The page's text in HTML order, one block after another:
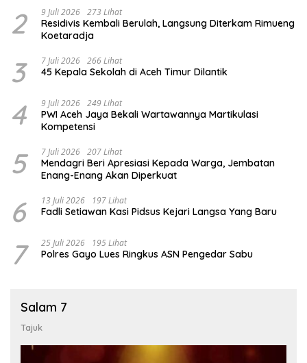
2 9 Juli 2026 273 Lihat
Residivis Kembali Berulah, Langsung Diterkam Rimueng
Koetaradja
3 7 Juli 2026 266 Lihat
45 Kepala Sekolah di Aceh Timur Dilantik
4 9 Juli 2026 249 Lihat
PWI Aceh Jaya Bekali Wartawannya Martikulasi
Kompetensi
5 7 Juli 2026 207 Lihat
Mendagri Beri Apresiasi Kepada Warga, Jembatan
Enang-Enang Akan Diperkuat
6 13 Juli 2026 197 Lihat
Fadli Setiawan Kasi Pidsus Kejari Langsa Yang Baru
7 25 Juli 2026 195 Lihat
Polres Gayo Lues Ringkus ASN Pengedar Sabu
Salam 7
Tajuk